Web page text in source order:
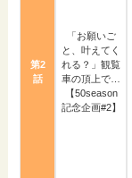
第2
話
「お願いご
と、叶えてく
れる？」観覧
車の頂上で…
【50season
記念企画#2】